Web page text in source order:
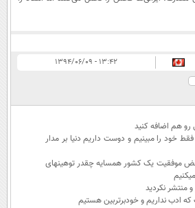
۱۳:۴۲ - ۱۳۹۴/۰۶/۰۹
هم اضافه کنید
خود را مبینیم و دوست داریم دنیا بر مدار
موفقیت یک کشور همسایه چقدر توهینهای
منتشر نکردید
ادب نداریم و خودبرتربین هستیم